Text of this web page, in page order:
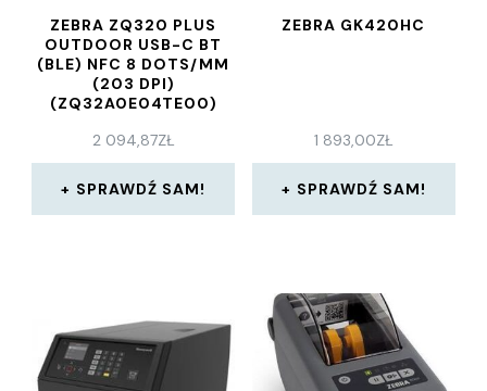
ZEBRA ZQ320 PLUS
OUTDOOR USB-C BT
(BLE) NFC 8 DOTS/MM
(203 DPI)
(ZQ32A0E04TE00)
2 094,87ZŁ
SPRAWDŹ SAM!
ZEBRA GK420HC
1 893,00ZŁ
SPRAWDŹ SAM!